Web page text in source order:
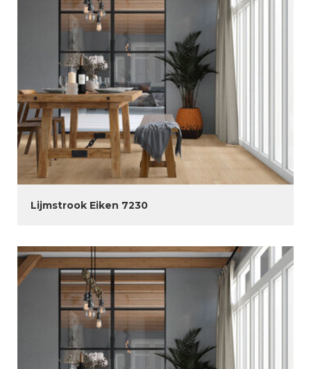
Lijmstrook Eiken 7230